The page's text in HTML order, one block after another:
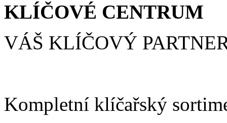
KLÍČOVÉ CENTRUM
VÁŠ KLÍČOVÝ
Kompletní klíčařský